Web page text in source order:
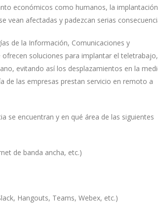
económicos como humanos, la implantación
vean afectadas y padezcan serias
de la Información, Comunicaciones y
soluciones para implantar el
evitando así los desplazamientos en la
de las empresas prestan servicio en remoto a
se encuentran y en qué área de las siguientes
de banda ancha, etc.)
Hangouts, Teams, Webex, etc.)